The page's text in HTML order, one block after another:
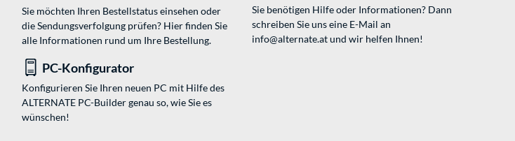
Sie möchten Ihren Bestellstatus einsehen oder
die Sendungsverfolgung prüfen? Hier finden Sie
alle Informationen rund um Ihre Bestellung.
Sie benötigen Hilfe oder Informationen? Dann
schreiben Sie uns eine E-Mail an
info@alternate.atund wir helfen Ihnen!
PC-Konfigurator
Konfigurieren Sie Ihren neuen PC mit Hilfe des
ALTERNATE PC-Builder genau so, wie Sie es
wünschen!